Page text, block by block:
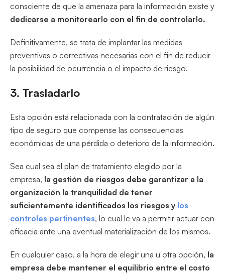
consciente de que la amenaza para la información existe y
dedicarse a monitorearlo con el fin de controlarlo.
Definitivamente, se trata de implantar las medidas
preventivas o correctivas necesarias con el fin de reducir
la posibilidad de ocurrencia o el impacto de riesgo.
3. Trasladarlo
Esta opción está relacionada con la contratación de algún
tipo de seguro que compense las consecuencias
económicas de una pérdida o deterioro de la información.
Sea cual sea el plan de tratamiento elegido por la
empresa, la gestión de riesgos debe garantizar a la
organización la tranquilidad de tener
suficientemente identificados los riesgos y los
controles pertinentes, lo cual le va a permitir actuar con
eficacia ante una eventual materialización de los mismos.
En cualquier caso, a la hora de elegir una u otra opción, la
empresa debe mantener el equilibrio entre el costo